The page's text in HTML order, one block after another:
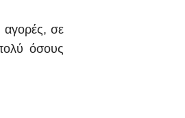
αγορές, σε
όσους